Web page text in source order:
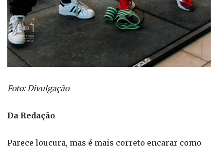
Foto: Divulgação
Da Redação
Parece loucura, mas é mais correto encarar como